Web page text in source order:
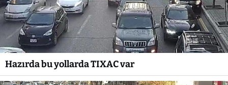
Hazırda bu yollarda TIXAC var